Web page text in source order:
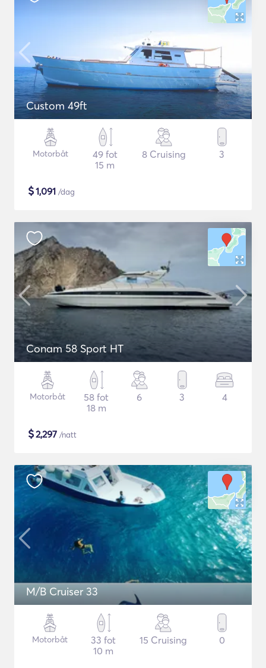
Custom 49ft
Motorbåt
49 fot
15 m
8 Cruising 3
$1,091 /dag
Conam 58 Sport HT
Motorbåt
58 fot
18 m
6 3 4
$2,297 /natt
M/B Cruiser 33
Motorbåt
33 fot
10 m
15 Cruising 0